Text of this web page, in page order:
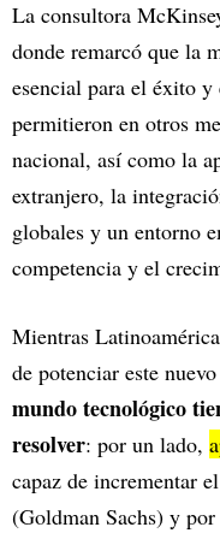
La consultora
donde remarcó que la
esencial para el éxito
permitieron en otros
nacional, así como la
extranjero, la
globales y un entorno
competencia y el
Mientras
de potenciar este
mundo tecnológico
resolver: por un lado,
capaz de incrementar
(Goldman Sachs) y